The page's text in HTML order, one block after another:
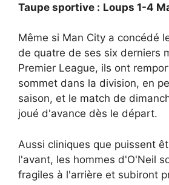
Taupe sportive : Loups 1-4
Même si Man City a concédé
de quatre de ses six derniers
Premier League, ils ont
sommet dans la division, en
saison, et le match de
joué d'avance dès le départ.
Aussi cliniques que puissent
l'avant, les hommes d'O'Neil
fragiles à l'arrière et subiront